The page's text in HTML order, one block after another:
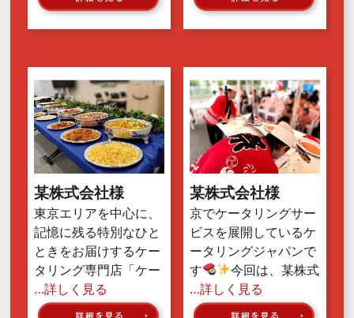
某株式会社様
東京エリアを中心に、
記憶に残る特別なひと
ときをお届けするケー
タリング専門店「ケー
…詳しく見る
某株式会社様
京でケータリングサー
ビスを展開しているケ
ータリングジャパンで
す
今回は、某株式
…詳しく見る